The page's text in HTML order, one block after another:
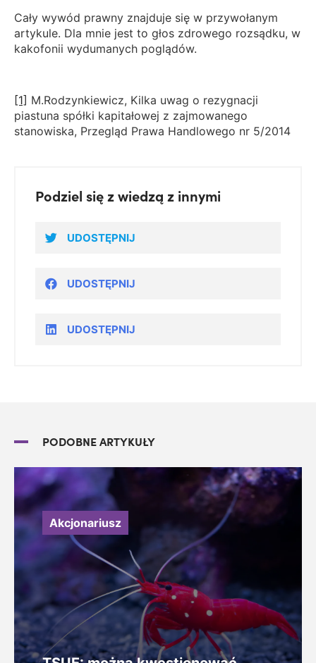
Cały wywód prawny znajduje się w przywołanym
artykule. Dla mnie jest to głos zdrowego rozsądku, w
kakofonii wydumanych poglądów.
[1] M.Rodzynkiewicz, Kilka uwag o rezygnacji
piastuna spółki kapitałowej z zajmowanego
stanowiska, Przegląd Prawa Handlowego nr 5/2014
Podziel się z wiedzą z innymi
UDOSTĘPNIJ
UDOSTĘPNIJ
UDOSTĘPNIJ
PODOBNE ARTYKUŁY
Akcjonariusz